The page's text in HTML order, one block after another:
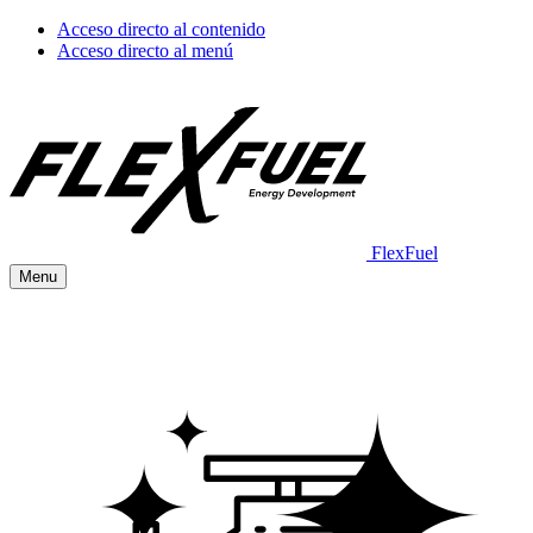
Acceso directo al contenido
Acceso directo al menú
FlexFuel
Menu